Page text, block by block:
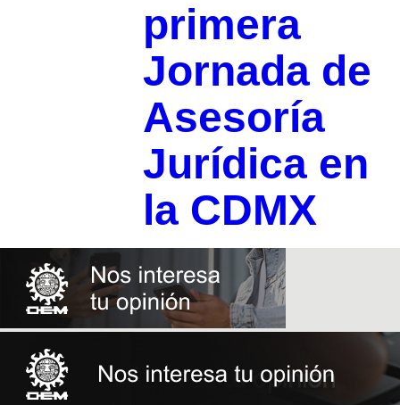
primera
Jornada de
Asesoría
Jurídica en
la CDMX